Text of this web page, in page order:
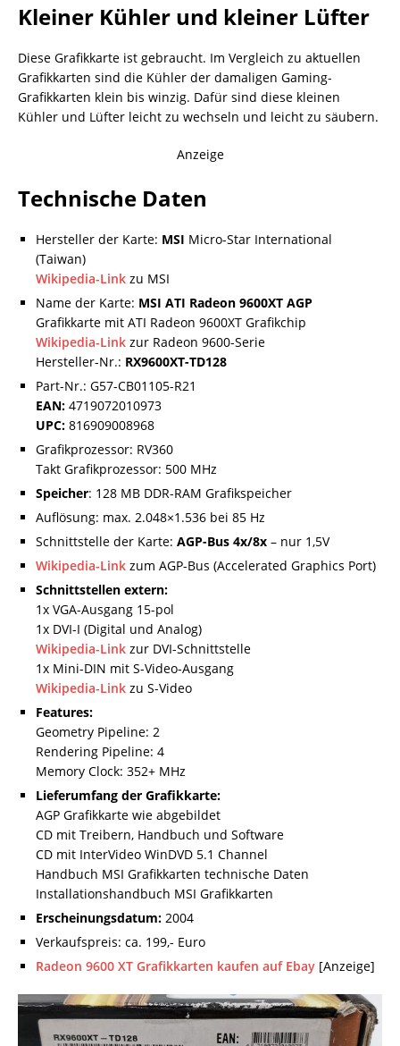
Kleiner Kühler und kleiner Lüfter
Diese Grafikkarte ist gebraucht. Im Vergleich zu aktuellen
Grafikkarten sind die Kühler der damaligen Gaming-
Grafikkarten klein bis winzig. Dafür sind diese kleinen
Kühler und Lüfter leicht zu wechseln und leicht zu säubern.
Anzeige
Technische Daten
Hersteller der Karte: MSI Micro-Star International
(Taiwan)
Wikipedia-Link zu MSI
Name der Karte: MSI ATI Radeon 9600XT AGP
Grafikkarte mit ATI Radeon 9600XT Grafikchip
Wikipedia-Link zur Radeon 9600-Serie
Hersteller-Nr.: RX9600XT-TD128
Part-Nr.: G57-CB01105-R21
EAN: 4719072010973
UPC: 816909008968
Grafikprozessor: RV360
Takt Grafikprozessor: 500 MHz
Speicher: 128 MB DDR-RAM Grafikspeicher
Auflösung: max. 2.048×1.536 bei 85 Hz
Schnittstelle der Karte: AGP-Bus 4x/8x – nur 1,5V
Wikipedia-Link zum AGP-Bus (Accelerated Graphics Port)
Schnittstellen extern:
1x VGA-Ausgang 15-pol
1x DVI-I (Digital und Analog)
Wikipedia-Link zur DVI-Schnittstelle
1x Mini-DIN mit S-Video-Ausgang
Wikipedia-Link zu S-Video
Features:
Geometry Pipeline: 2
Rendering Pipeline: 4
Memory Clock: 352+ MHz
Lieferumfang der Grafikkarte:
AGP Grafikkarte wie abgebildet
CD mit Treibern, Handbuch und Software
CD mit InterVideo WinDVD 5.1 Channel
Handbuch MSI Grafikkarten technische Daten
Installationshandbuch MSI Grafikkarten
Erscheinungsdatum: 2004
Verkaufspreis: ca. 199,- Euro
Radeon 9600 XT Grafikkarten kaufen auf Ebay [Anzeige]